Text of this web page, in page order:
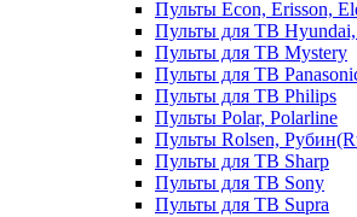
Пульты Econ, Erisson,
Пульты для ТВ
Пульты для ТВ Mystery
Пульты для ТВ
Пульты для ТВ Philips
Пульты Polar, Polarline
Пульты Rolsen,
Пульты для ТВ Sharp
Пульты для ТВ Sony
Пульты для ТВ Supra